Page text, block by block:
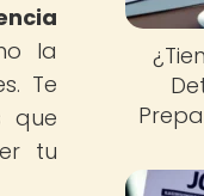
la
Te
que
tu